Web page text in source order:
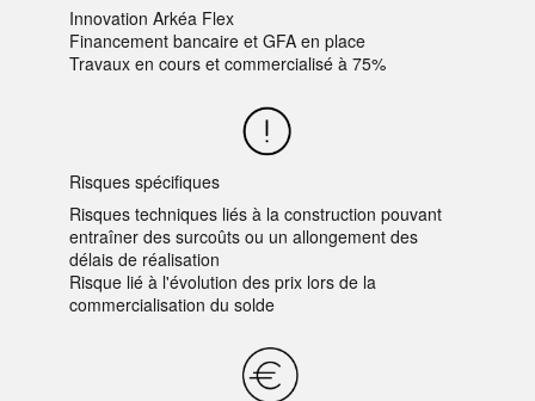
Innovation Arkéa Flex
Financement bancaire et GFA en place
Travaux en cours et commercialisé à 75%
Risques spécifiques
Risques techniques liés à la construction pouvant
entraîner des surcoûts ou un allongement des
délais de réalisation
Risque lié à l'évolution des prix lors de la
commercialisation du solde